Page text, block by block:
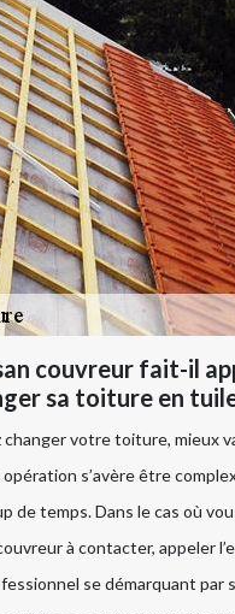
couvreur fait-il
sa toiture en
changer votre toiture, mieux
s’avère être
de temps. Dans le cas où
à contacter, appeler
se démarquant par